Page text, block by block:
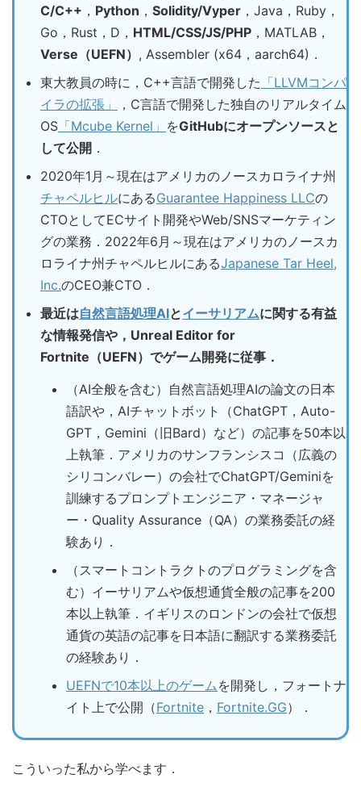
C/C++ ， Python ， Solidity/Vyper ，Java，Ruby，
Go，Rust，D， HTML/CSS/JS/PHP ，MATLAB，
Verse（UEFN） , Assembler (x64，aarch64)．
東大教員の時に，C++言語で開発した 「LLVMコンパ
イラの拡張」
，C言語で開発した独自のリアルタイム
OS 「Mcube Kernel」 をGitHubにオープンソースと
して公開 ．
2020年1月～現在はアメリカのノースカロライナ州
チャペルヒルにあるGuarantee Happiness LLCの
CTOとしてECサイト開発やWeb/SNSマーケティン
グの業務．2022年6月～現在はアメリカのノースカ
ロライナ州チャペルヒルにあるJapanese Tar Heel,
Inc.のCEO兼CTO．
最近は自然言語処理AIとイーサリアムに関する有益
な情報発信や，Unreal Editor for
Fortnite（UEFN）でゲーム開発に従事．
（AI全般を含む）自然言語処理AIの論文の日本
語訳や，AIチャットボット（ChatGPT，Auto-
GPT，Gemini（旧Bard）など）の記事を50本以
上執筆．アメリカのサンフランシスコ（広義の
シリコンバレー）の会社でChatGPT/Geminiを
訓練するプロンプトエンジニア・マネージャ
ー・Quality Assurance（QA）の業務委託の経
験あり．
（スマートコントラクトのプログラミングを含
む）イーサリアムや仮想通貨全般の記事を200
本以上執筆．イギリスのロンドンの会社で仮想
通貨の英語の記事を日本語に翻訳する業務委託
の経験あり．
UEFNで10本以上のゲームを開発し，フォートナ
イト上で公開（Fortnite ， Fortnite.GG）．
こういった私から学べます．